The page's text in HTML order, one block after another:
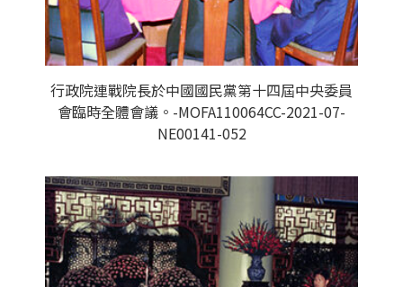
行政院連戰院長於中國國民黨第十四屆中央委員
會臨時全體會議。-MOFA110064CC-2021-07-
NE00141-052